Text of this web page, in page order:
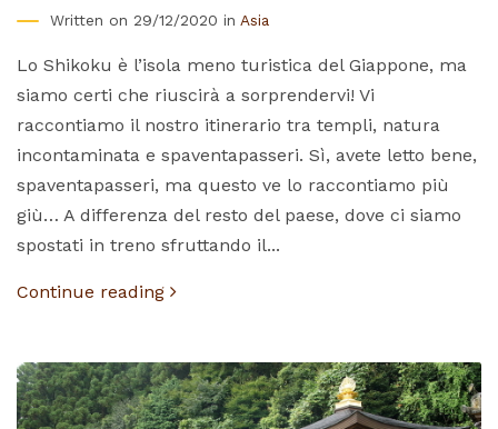
Written on 29/12/2020 in Asia
Lo Shikoku è l’isola meno turistica del Giappone, ma
siamo certi che riuscirà a sorprendervi! Vi
raccontiamo il nostro itinerario tra templi, natura
incontaminata e spaventapasseri. Sì, avete letto bene,
spaventapasseri, ma questo ve lo raccontiamo più
giù… A differenza del resto del paese, dove ci siamo
spostati in treno sfruttando il...
Continue reading